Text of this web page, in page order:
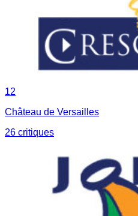
12
Château de Versailles
26 critiques